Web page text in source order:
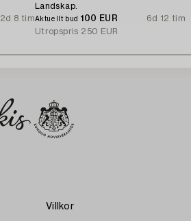
2d 8 tim
Landskap.
Aktuellt bud 100 EUR
6d 12 tim
Utropspris 250 EUR
Villkor